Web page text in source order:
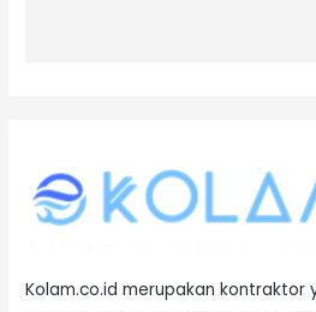
Kolam.co.id merupakan kontraktor